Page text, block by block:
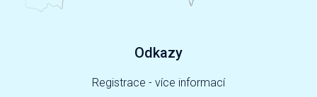
Odkazy
Registrace - více informací